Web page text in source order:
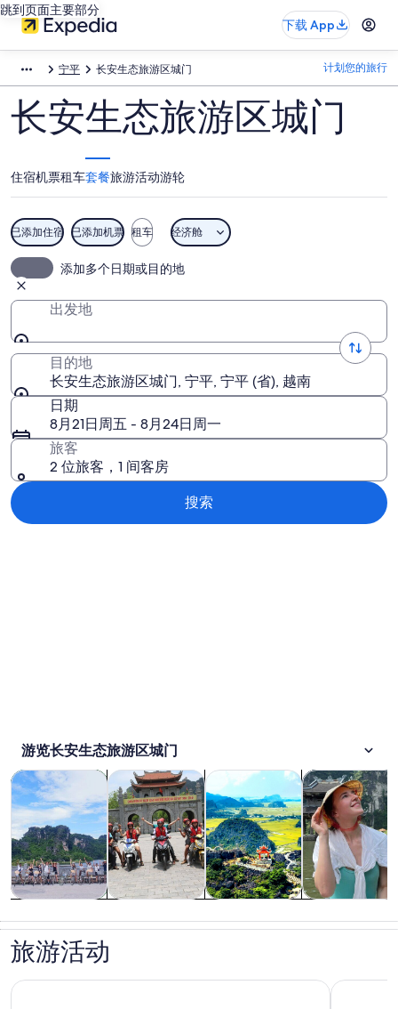
跳到页面主要部分
下载 App
宁平 长安生态旅游区城门 计划您的旅行
长安生态旅游区城门
住宿机票租车套餐旅游活动游轮
已添加住宿 已添加机票 租车 经济舱
添加多个日期或目的地
出发地
目的地
长安生态旅游区城门, 宁平, 宁平 (省), 越南
日期
8月21日周五 - 8月24日周一
旅客
2 位旅客，1 间客房
搜索
游览长安生态旅游区城门
观光一日游 在新标签页中打开
历史和文化在新标签页中打开
户外探险在新标签页中打开
旅
私人和定制之
旅游活动
Ninh Binh一日游从河内与Tam Coc船之旅&Mua洞 河内至宁